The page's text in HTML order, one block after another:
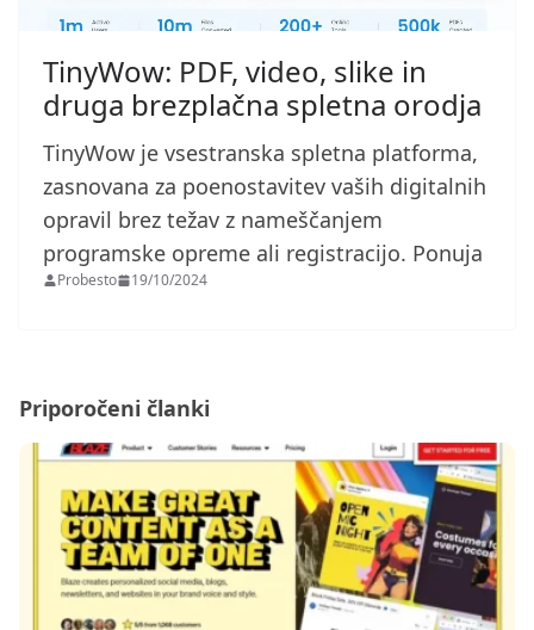
TinyWow: PDF, video, slike in
druga brezplačna spletna orodja
TinyWow je vsestranska spletna platforma,
zasnovana za poenostavitev vaših digitalnih
opravil brez težav z nameščanjem
programske opreme ali registracijo. Ponuja
Probesto 19/10/2024
Priporočeni članki